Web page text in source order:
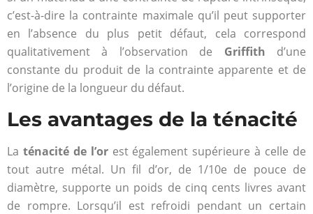
c’est-à-dire la contrainte maximale qu’il peut supporter
en l’absence du plus petit défaut, cela correspond
qualitativement à l’observation de Griffith d’une
constante du produit de la contrainte apparente et de
l’origine de la longueur du défaut.
Les avantages de la ténacité
La ténacité de l’orest également supérieure à celle de
tout autre métal. Un fil d’or, de 1/10e de pouce de
diamètre, supporte un poids de cinq cents livres avant
de rompre. Lorsqu’il est refroidi pendant un certain